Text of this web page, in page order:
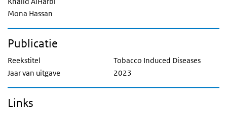
Mona Hassan
Publicatie
Reekstitel
Tobacco Induced Diseases
Jaar van uitgave
2023
Links